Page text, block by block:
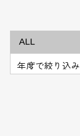
ALL